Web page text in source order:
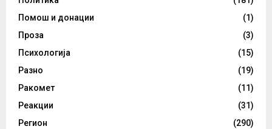
Помош и донации
(1)
Проза
(3)
Психологија
(15)
Разно
(19)
Ракомет
(11)
Реакции
(31)
Регион
(290)